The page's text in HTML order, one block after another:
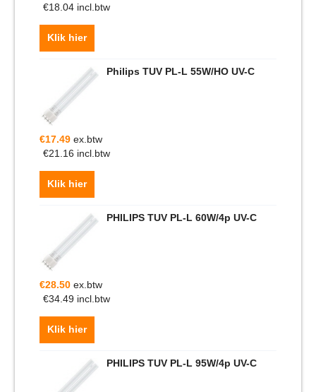
€18.04 incl.btw
Klik hier
Philips TUV PL-L 55W/HO UV-C
€17.49 ex.btw
€21.16 incl.btw
Klik hier
PHILIPS TUV PL-L 60W/4p UV-C
€28.50 ex.btw
€34.49 incl.btw
Klik hier
PHILIPS TUV PL-L 95W/4p UV-C